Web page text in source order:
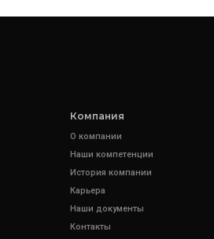
Компания
О компании
Наши компетенции
История компании
Карьера
Наши документы
Контакты